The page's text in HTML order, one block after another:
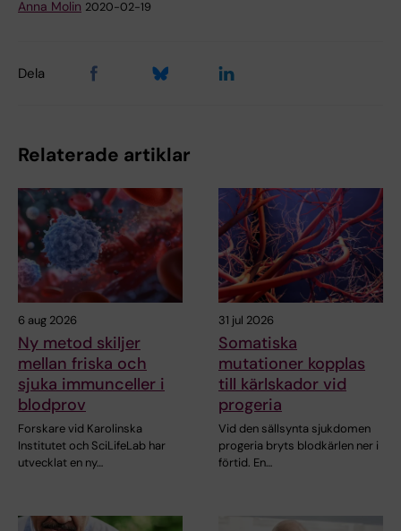
Anna Molin 2020-02-19
Dela
Relaterade artiklar
6 aug 2026
Ny metod skiljer
mellan friska och
sjuka immunceller i
blodprov
Forskare vid Karolinska
Institutet och SciLifeLab har
utvecklat en ny…
31 jul 2026
Somatiska
mutationer kopplas
till kärlskador vid
progeria
Vid den sällsynta sjukdomen
progeria bryts blodkärlen ner i
förtid. En…